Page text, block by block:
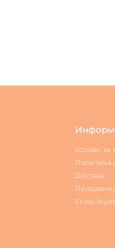
Услови за
Политика
Достава
Elloxy